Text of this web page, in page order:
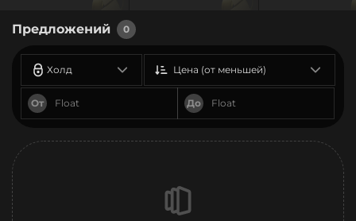
Предложений 0
Холд
От До
Цена (от меньшей)